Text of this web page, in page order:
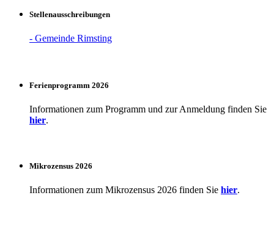
Stellenausschreibungen
- Gemeinde Rimsting
Ferienprogramm 2026
Informationen zum Programm und zur Anmeldung finden Sie
hier.
Mikrozensus 2026
Informationen zum Mikrozensus 2026 finden Sie hier.